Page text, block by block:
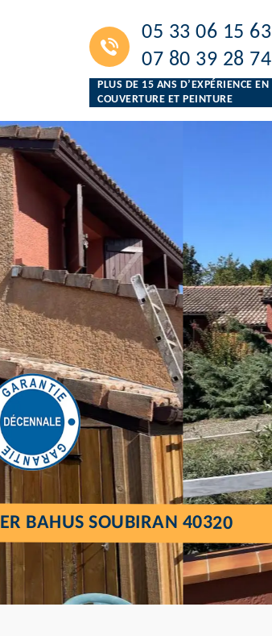
05 33 06 15 63
07 80 39 28 74
PLUS DE 15 ANS D’EXPÉRIENCE EN
COUVERTURE ET PEINTURE
BAHUS SOUBIRAN 40320